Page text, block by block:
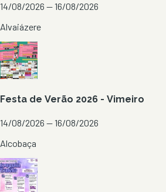
14/08/2026 — 16/08/2026
Alvaiázere
Festa de Verão 2026 - Vimeiro
14/08/2026 — 16/08/2026
Alcobaça